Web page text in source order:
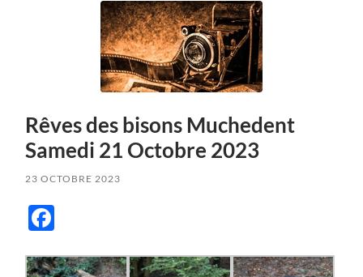
Rêves des bisons Muchedent
Samedi 21 Octobre 2023
23 OCTOBRE 2023